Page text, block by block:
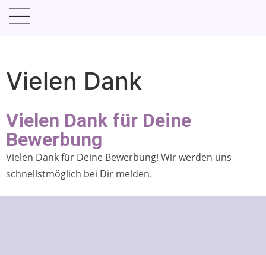
Vielen Dank
Vielen Dank für Deine
Bewerbung
Vielen Dank für Deine Bewerbung! Wir werden uns
schnellstmöglich bei Dir melden.